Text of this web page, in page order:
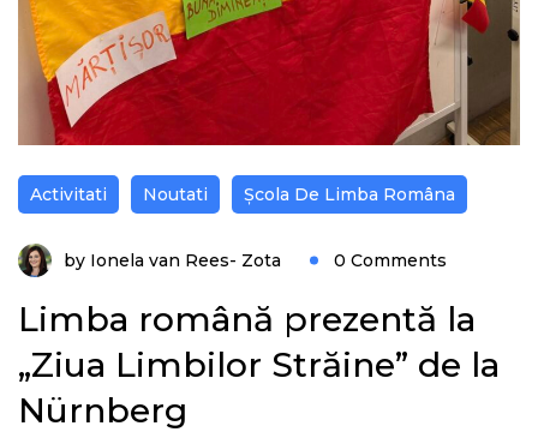
Activitati Noutati Școla De Limba Româna
by Ionela van Rees- Zota 0 Comments
Limba română prezentă la
„Ziua Limbilor Străine” de la
Nürnberg